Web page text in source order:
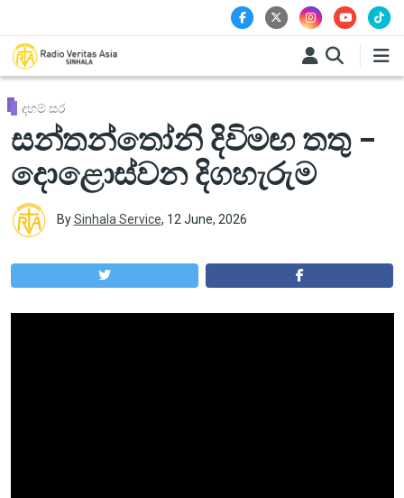
දහම් සර
සන්තන්තෝනි දිවිමඟ තතු –
දොළොස්වන දිගහැරුම
BySinhala Service, 12 June, 2026